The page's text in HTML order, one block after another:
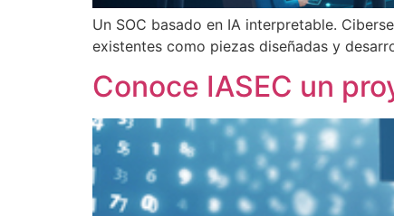
Un SOC basado en IA interpretable.
existentes como piezas diseñadas y
Conoce IASEC un